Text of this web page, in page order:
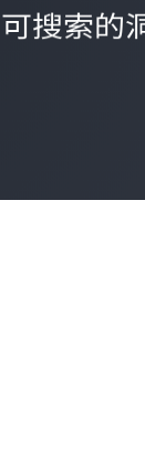
搜索的